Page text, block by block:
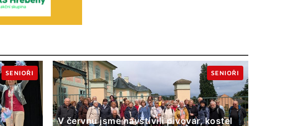
SENIOŘI
V červnu jsme navštívili pivovar, kostel
SENIOŘI